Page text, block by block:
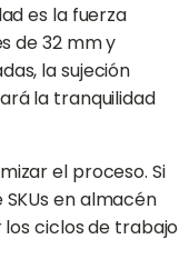
es la fuerza
de 32 mm y
la sujeción
la tranquilidad
el proceso. Si
en almacén
ciclos de trabajo